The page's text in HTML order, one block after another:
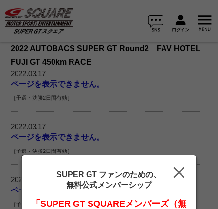
2022 AUTOBACS SUPER GT Round2 FAV HOTEL
FUJI GT 450km RACE
2022.03.17
ページを表示できません。
［予選・決勝2日間有効］
2022.03.17
ページを表示できません。
［予選・決勝2日間有効］
2022.03.17
ページを表示できません。
［予選・決勝2日間有効］
SUPER GT ファンのための、
無料公式メンバーシップ
「SUPER GT SQUAREメンバーズ（無